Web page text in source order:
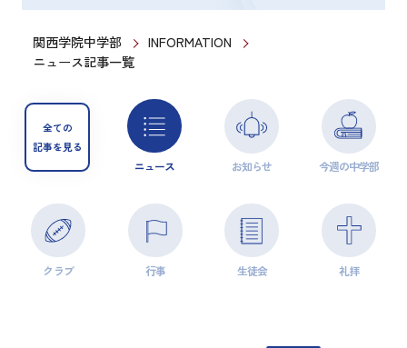
関西学院中学部
INFORMATION
ニュース記事一覧
全ての
記事を見る
ニュース お知らせ 今週の中学部
クラブ 行事 生徒会 礼拝